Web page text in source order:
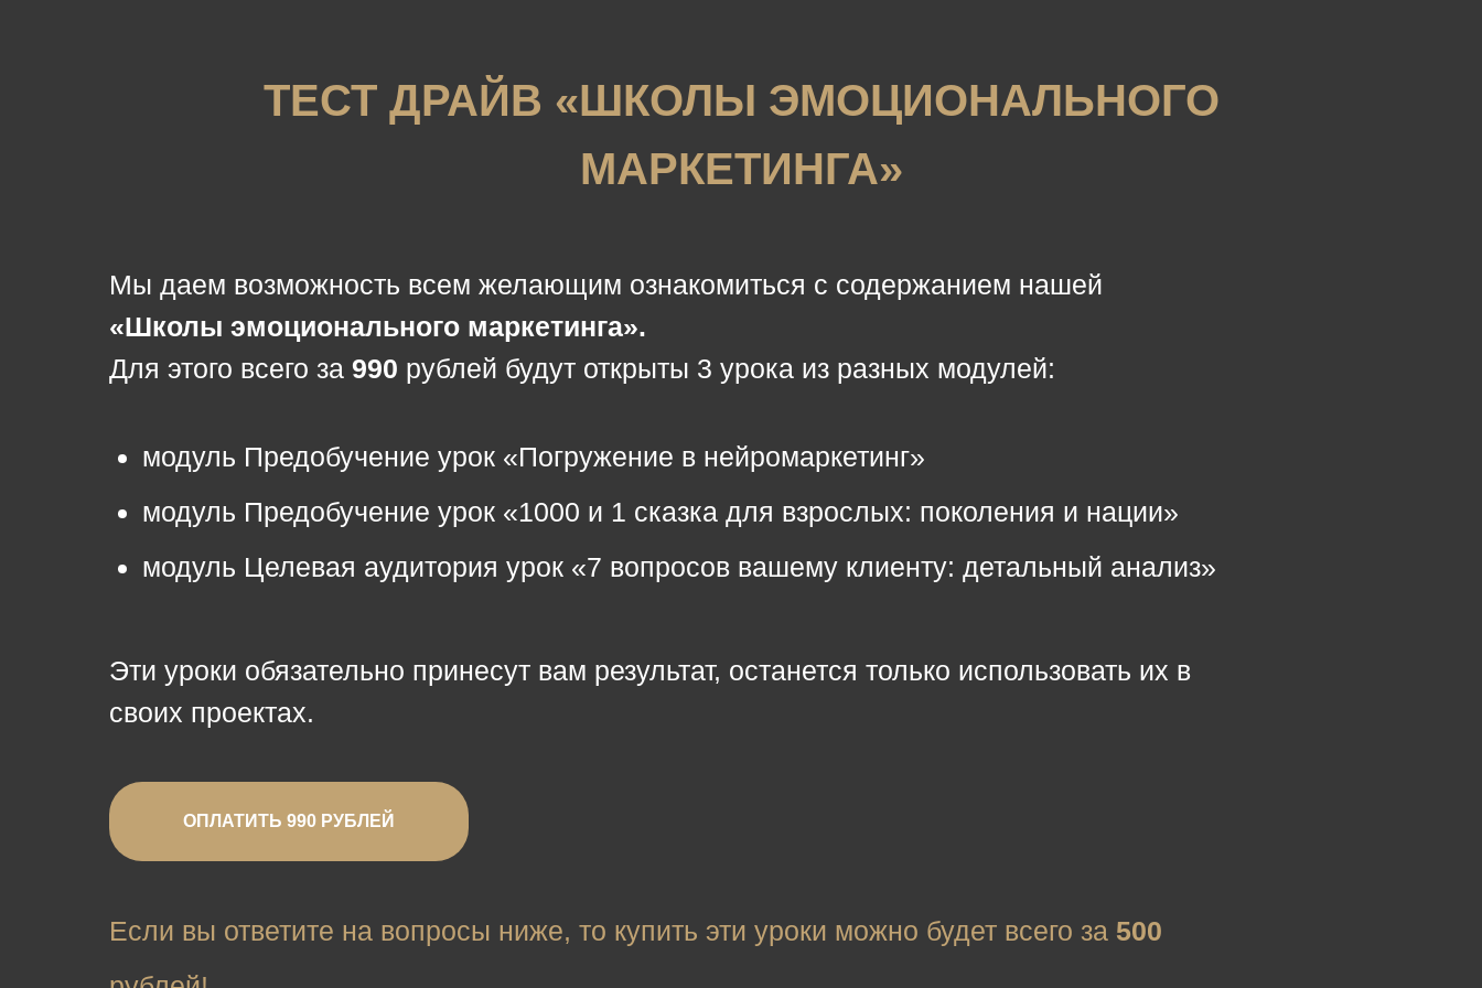
ТЕСТ ДРАЙВ «ШКОЛЫ ЭМОЦИОНАЛЬНОГО
МАРКЕТИНГА»‎
Мы даем возможность всем желающим ознакомиться с содержанием нашей
«Школы эмоционального маркетинга».
Для этого всего за 990 рублей будут открыты 3 урока из разных модулей:
модуль Предобучение урок «Погружение в нейромаркетинг»
модуль Предобучение урок «1000 и 1 сказка для взрослых: поколения и нации»
модуль Целевая аудитория урок «7 вопросов вашему клиенту: детальный анализ»
Эти уроки обязательно принесут вам результат, останется только использовать их в
своих проектах.
ОПЛАТИТЬ 990 РУБЛЕЙ
Если вы ответите на вопросы ниже, то купить эти уроки можно будет всего за 500